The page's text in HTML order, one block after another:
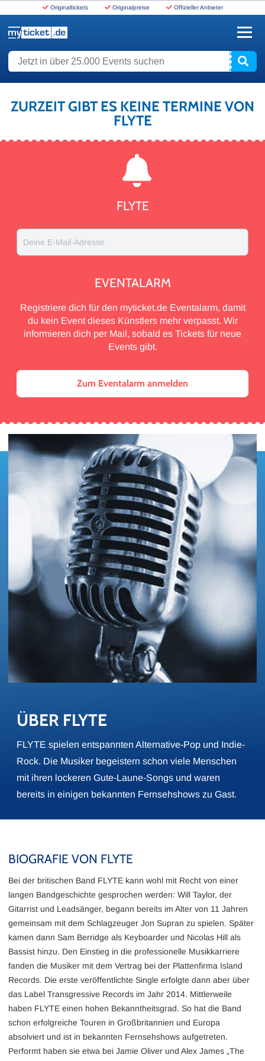
Originaltickets Originalpreise Offizieller Anbieter
Jetzt in über 25.000 Events suchen
ZURZEIT GIBT ES KEINE TERMINE VON
FLYTE
FLYTE
Deine E-Mail-Adresse
EVENTALARM
Registriere dich für den myticket.de Eventalarm, damit
du kein Event dieses Künstlers mehr verpasst. Wir
informieren dich per Mail, sobald es Tickets für neue
Events gibt.
Zum Eventalarm anmelden
ÜBER FLYTE
FLYTE spielen entspannten Alternative-Pop und Indie-
Rock. Die Musiker begeistern schon viele Menschen
mit ihren lockeren Gute-Laune-Songs und waren
bereits in einigen bekannten Fernsehshows zu Gast.
BIOGRAFIE VON FLYTE
Bei der britischen Band FLYTE kann wohl mit Recht von einer
langen Bandgeschichte gesprochen werden: Will Taylor, der
Gitarrist und Leadsänger, begann bereits im Alter von 11 Jahren
gemeinsam mit dem Schlagzeuger Jon Supran zu spielen. Später
kamen dann Sam Berridge als Keyboarder und Nicolas Hill als
Bassist hinzu. Den Einstieg in die professionelle Musikkarriere
fanden die Musiker mit dem Vertrag bei der Plattenfirma Island
Records. Die erste veröffentlichte Single erfolgte dann aber über
das Label Transgressive Records im Jahr 2014. Mittlerweile
haben FLYTE einen hohen Bekanntheitsgrad. So hat die Band
schon erfolgreiche Touren in Großbritannien und Europa
absolviert und ist in bekannten Fernsehshows aufgetreten.
Performt haben sie etwa bei Jamie Oliver und Alex James „The